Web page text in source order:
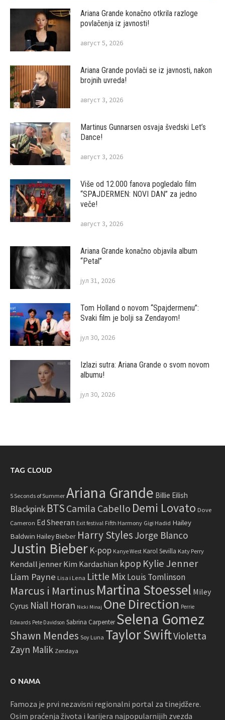
Ariana Grande konačno otkrila razloge
povlačenja iz javnosti!
август 5, 2026
Ariana Grande povlači se iz javnosti, nakon
brojnih uvreda!
август 3, 2026
Martinus Gunnarsen osvaja švedski Let’s
Dance!
август 3, 2026
Više od 12.000 fanova pogledalo film
“SPAJDERMEN: NOVI DAN” za jedno
veče!
август 3, 2026
Ariana Grande konačno objavila album
“Petal”
јул 31, 2026
Tom Holland o novom “Spajdermenu”:
Svaki film je bolji sa Zendayom!
јул 30, 2026
Izlazi sutra: Ariana Grande o svom novom
albumu!
јул 30, 2026
TAG CLOUD
5 Seconds of Summer Ariana Grande Billie Eilish
Blackpink BTS Camila Cabello Demi Lovato Dove
Cameron Ed Sheeran Exit festival Fifth Harmony Gigi Hadid Hailey
Baldwin Hailey Bieber Harry Styles Jorge Blanco
Justin Bieber K-pop Kanye West Karol Sevilla Katy Perry
Kendall jenner Kim Kardashian kpop Kylie Jenner
Liam Payne Lisa i Lena Little MixLouis Tomlinson
Marcus i Martinus Martina Stoessel Miley
Cyrus Niall Horan Nicki Minaj One Direction Perrie
Edwards Pete Davidson Sabrina Carpenter Selena Gomez
Shawn Mendes Soy Luna Taylor SwiftVioletta
Zayn Malik Zendaya
O NAMA
Famoza je prvi nezavisni regionalni portal za tinejdžere.
Osim praćenja života i karijera najpopularnijih zvezda